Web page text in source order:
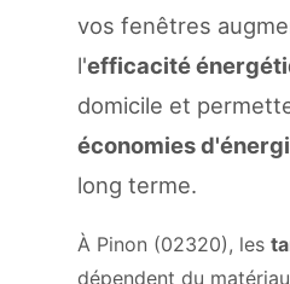
vos fenêtres
l'efficacité
domicile et
économies
long terme.
À Pinon (02320), les
dépendent du